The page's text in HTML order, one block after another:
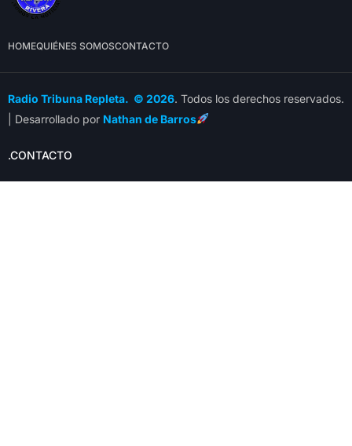
HOMEQUIÉNES SOMOSCONTACTO
Radio Tribuna Repleta. © 2026. Todos los derechos reservados.
| Desarrollado por Nathan de Barros
.CONTACTO